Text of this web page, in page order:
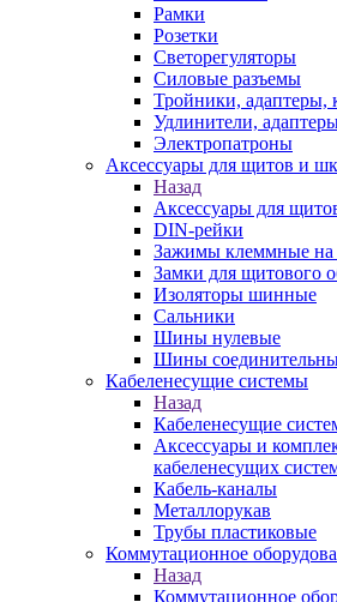
Рамки
Розетки
Светорегуляторы
Силовые разъемы
Тройники, адаптеры,
Удлинители,
Электропатроны
Аксессуары для щитов и
Назад
Аксессуары для
DIN-рейки
Зажимы клеммные на
Замки для щитового
Изоляторы шинные
Сальники
Шины нулевые
Шины
Кабеленесущие системы
Назад
Кабеленесущие
Аксессуары и
кабеленесущих
Кабель-каналы
Металлорукав
Трубы пластиковые
Коммутационное
Назад
Коммутационное